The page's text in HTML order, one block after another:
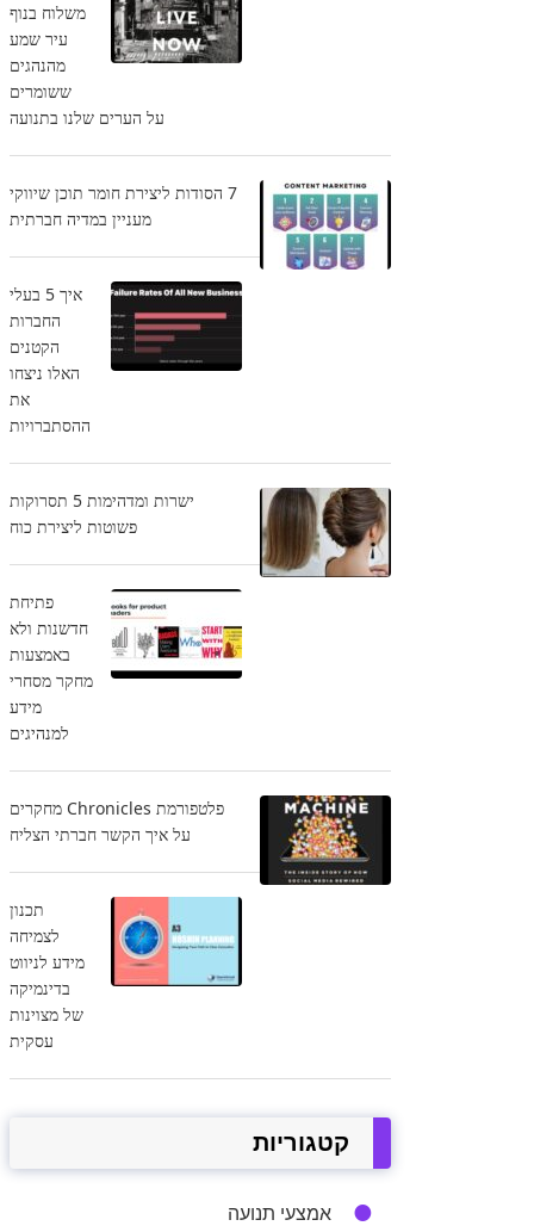
משלוח בנוף
עיר שמע
מהנהגים
ששומרים
על הערים שלנו בתנועה
7 הסודות ליצירת חומר תוכן שיווקי
מעניין במדיה חברתית
איך 5 בעלי
החברות
הקטנים
האלו ניצחו
את
ההסתברויות
ישרות ומדהימות 5 תסרוקות
פשוטות ליצירת כוח
פתיחת
חדשנות ולא
באמצעות
מחקר מסחרי
מידע
למנהיגים
פלטפורמת Chronicles מחקרים
על איך הקשר חברתי הצליח
תכנון
לצמיחה
מידע לניווט
בדינמיקה
של מצוינות
עסקית
קטגוריות
אמצעי תנועה